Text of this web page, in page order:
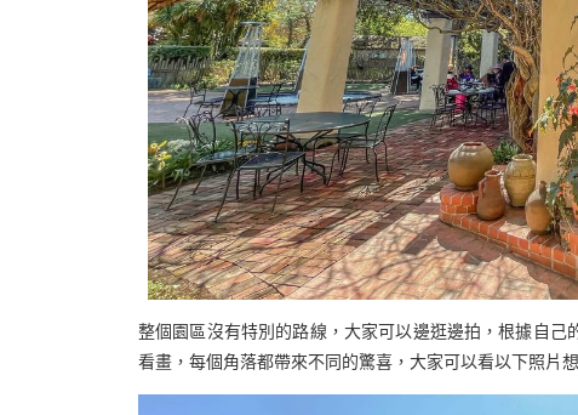
整個園區沒有特別的路線，大家可以邊逛邊拍，根據自
看畫，每個角落都帶來不同的驚喜，大家可以看以下照片